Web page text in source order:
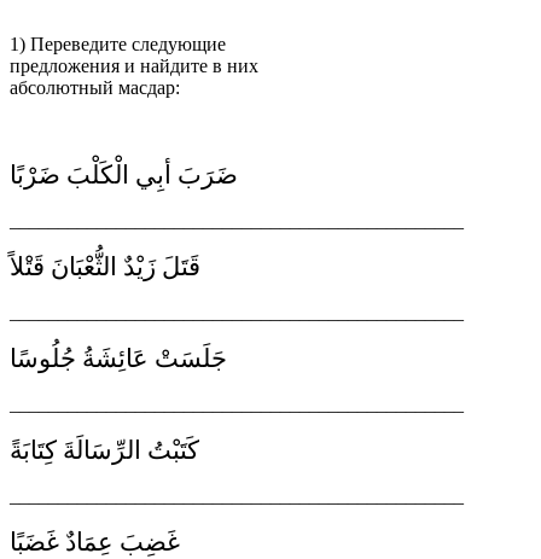
1) Переведите следующие
предложения и найдите в них
абсолютный масдар:
ضَرَبَ أبِي الْكَلْبَ ضَرْبًا
قَتَلَ زَيْدٌ الثُّعْبَانَ قَتْلاً
جَلَسَتْ عَائِشَةُ جُلُوسًا
كَتَبْتُ الرِّسَالَةَ كِتَابَةً
غَضِبَ عِمَادٌ غَضَبًا